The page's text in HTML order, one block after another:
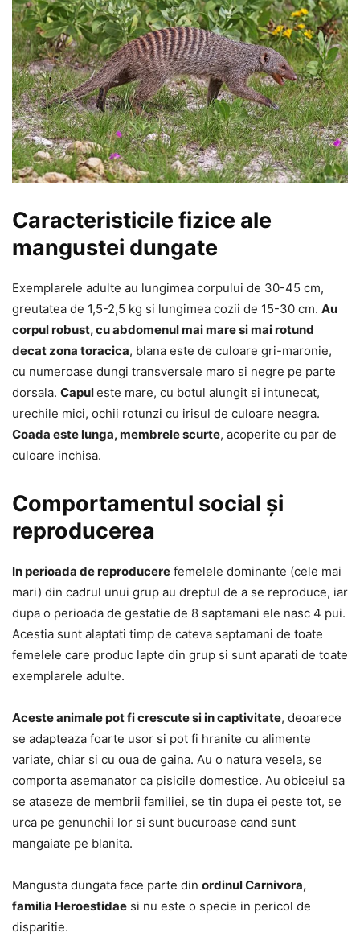
Caracteristicile fizice ale
mangustei dungate
Exemplarele adulte au lungimea corpului de 30-45 cm,
greutatea de 1,5-2,5 kg si lungimea cozii de 15-30 cm. Au
corpul robust, cu abdomenul mai mare si mai rotund
decat zona toracica, blana este de culoare gri-maronie,
cu numeroase dungi transversale maro si negre pe parte
dorsala. Capuleste mare, cu botul alungit si intunecat,
urechile mici, ochii rotunzi cu irisul de culoare neagra.
Coada este lunga, membrele scurte, acoperite cu par de
culoare inchisa.
Comportamentul social și
reproducerea
In perioada de reproducere femelele dominante (cele mai
mari) din cadrul unui grup au dreptul de a se reproduce, iar
dupa o perioada de gestatie de 8 saptamani ele nasc 4 pui.
Acestia sunt alaptati timp de cateva saptamani de toate
femelele care produc lapte din grup si sunt aparati de toate
exemplarele adulte.
Aceste animale pot fi crescute si in captivitate, deoarece
se adapteaza foarte usor si pot fi hranite cu alimente
variate, chiar si cu oua de gaina. Au o natura vesela, se
comporta asemanator ca pisicile domestice. Au obiceiul sa
se ataseze de membrii familiei, se tin dupa ei peste tot, se
urca pe genunchii lor si sunt bucuroase cand sunt
mangaiate pe blanita.
Mangusta dungata face parte din ordinul Carnivora,
familia Heroestidae si nu este o specie in pericol de
disparitie.